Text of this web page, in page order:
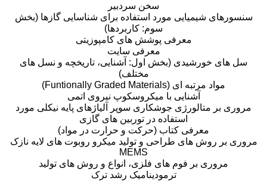
سخن سردبیر
سنسورهای شیمیایی مورد استفاده برای شناسایی گازها (بخش
سوم: کاربردها)
معرفی پوشش های کامپوزیتی
معرفی سایت
سل های خورشیدی (بخش اول: آشنایی، تاریخچه و نسل های
مختلف)
مواد مرتبه ای (Funtionally Graded Materials)
آشنایی با میکروسکوپ نیروی اتمی
مروری بر متالورژی جوشکاری سوپر آلیاژهای پایه نیکلی مورد
استفاده در توربین های گازی
معرفی کتاب (حرکت و حرارت در مواد)
مروری بر روش های طراحی و تولید میکرو روبوت های لایه نازک
MEMS
مروری بر فوم های فلزی، انواع و روش های تولید
ترمودینامیک رشد ترک